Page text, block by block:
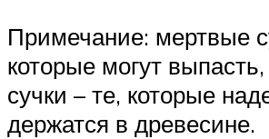
Примечание: мертвые
которые могут
сучки – те, которые
держатся в древесине.